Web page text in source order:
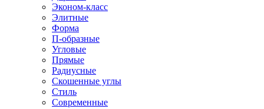
Эконом-класс
Элитные
Форма
П-образные
Угловые
Прямые
Радиусные
Скошенные углы
Стиль
Современные